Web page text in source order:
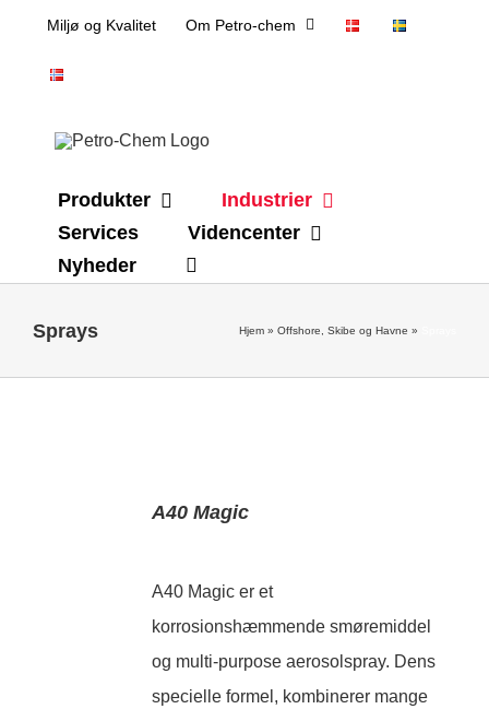
content
Miljø og Kvalitet Om Petro-chem
Produkter
Industrier
Services
Videncenter
Nyheder
Sprays Hjem » Offshore, Skibe og Havne »
A40 Magic
A40 Magic er et
korrosionshæmmende smøremiddel
og multi-purpose aerosolspray. Dens
specielle formel, kombinerer mange